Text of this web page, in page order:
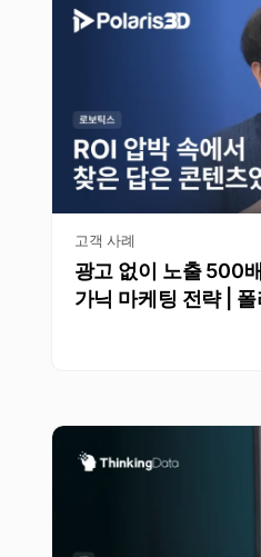
고객 사례
광고 없이 노출 500
가닉 마케팅 전략 |